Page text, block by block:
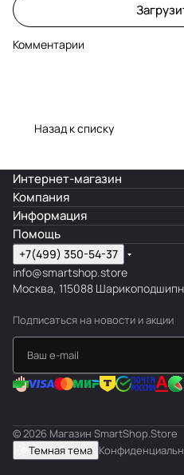
Комментарии
Назад к списку
Интернет-магазин
Компания
Информация
Помощь
+7(499) 350-54-37
info@smartshop.store
Москва, 115088
Подписаться на новости и акции
© 2026 Магазин SmartShop.Store
Темная тема